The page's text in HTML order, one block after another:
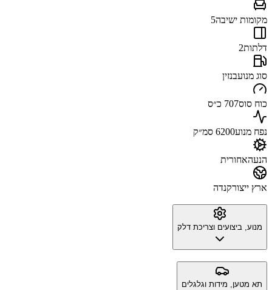
מקומות ישיבה5
דלתות2
סוג מנועבנזין
כוח סוס707 כ״ס
נפח מנוע6200 סמ״ק
הנעהאחורית
ארץ ייצורקנדה
מנוע, ביצועים וצריכת דלק
תא מטען, מידות וגלגלים